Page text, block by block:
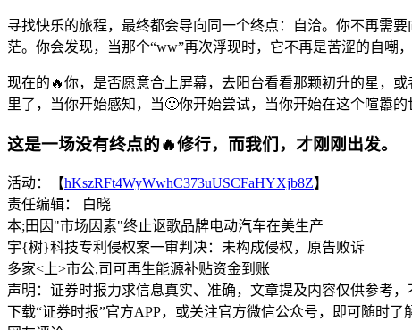
寻找快乐的旅程，最终都会导向同一个终点：自洽。你不再需
茫。你会发现，当那个“ww”再次浮现时，它不再是苦涩的自嘲
现在的🔥你，是否愿意合上屏幕，去阳台看看那颗初升的星，
里了，当你开始感知，当🙂你开始尝试，当你开始在这个喧嚣
这是一场没有终点的🔥修行，而我们，才刚刚出发。
活动：【hKszRFt4WyWwhC373uUSCFaHYXjb8Z】
责任编辑： 白晓
本;田因"市场因素"终止讴歌品牌电动汽车在美生产
宇{树}科技专利侵权案一审判决：未构成侵权，原告败诉
多家<上>市公,司可再生能源补贴资金到账
声明：证券时报力求信息真实、准确，文章提及内容仅供参考
下载“证券时报”官方APP，或关注官方微信公众号，即可随时了